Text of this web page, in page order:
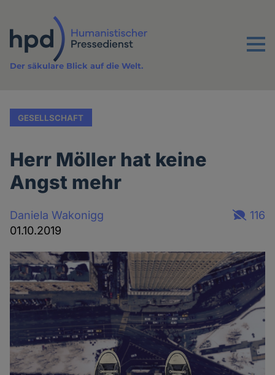
Inhalt
Menu
Der säkulare Blick auf die Welt.
GESELLSCHAFT
Herr Möller hat keine
Angst mehr
Daniela Wakonigg
01.10.2019
116